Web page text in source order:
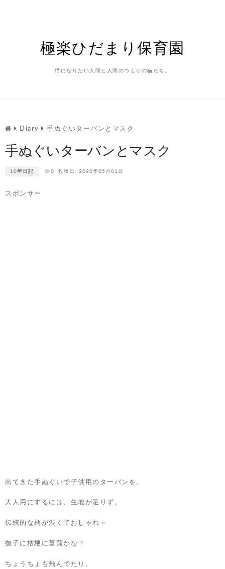
極楽ひだまり保育園
猫になりたい人間と人間のつもりの猫たち。
Diary 手ぬぐいターバンとマスク
手ぬぐいターバンとマスク
10年日記 0 投稿日: 2020年05月01日
スポンサー
出てきた手ぬぐいで子供用のターバンを。
大人用にするには、生地が足りず。
伝統的な柄が渋くておしゃれ～
撫子に桔梗に菖蒲かな？
ちょうちょも飛んでたり。